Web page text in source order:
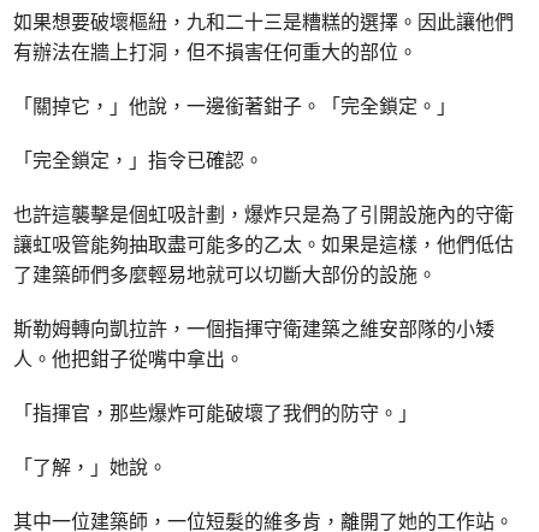
如果想要破壞樞紐，九和二十三是糟糕的選擇。因此讓他們
有辦法在牆上打洞，但不損害任何重大的部位。
「關掉它，」他說，一邊銜著鉗子。「完全鎖定。」
「完全鎖定，」指令已確認。
也許這襲擊是個虹吸計劃，爆炸只是為了引開設施內的守衛
讓虹吸管能夠抽取盡可能多的乙太。如果是這樣，他們低估
了建築師們多麼輕易地就可以切斷大部份的設施。
斯勒姆轉向凱拉許，一個指揮守衛建築之維安部隊的小矮
人。他把鉗子從嘴中拿出。
「指揮官，那些爆炸可能破壞了我們的防守。」
「了解，」她說。
其中一位建築師，一位短髮的維多肯，離開了她的工作站。